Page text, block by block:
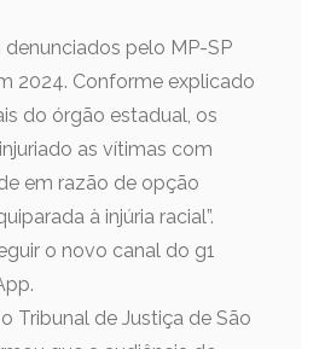
pelo MP-SP
2024. Conforme explicado
do órgão estadual, os
as vítimas com
em razão de opção
à injúria racial”.
o novo canal do g1
Tribunal de Justiça de São